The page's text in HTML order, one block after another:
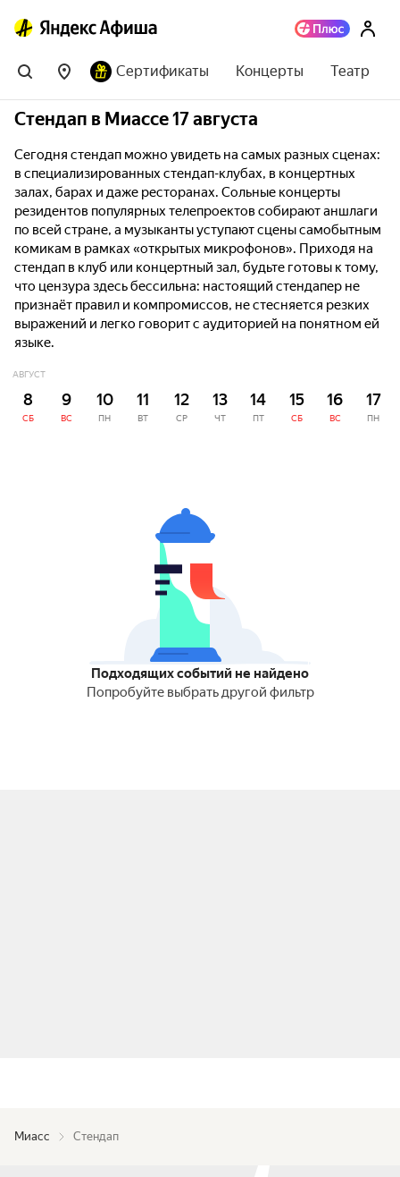
Сертификаты Концерты Театр
Стендап в Миассе 17 августа
Сегодня стендап можно увидеть на самых разных сценах:
в специализированных стендап-клубах, в концертных
залах, барах и даже ресторанах. Сольные концерты
резидентов популярных телепроектов собирают аншлаги
по всей стране, а музыканты уступают сцены самобытным
комикам в рамках «открытых микрофонов». Приходя на
стендап в клуб или концертный зал, будьте готовы к тому,
что цензура здесь бессильна: настоящий стендапер не
признаёт правил и компромиссов, не стесняется резких
выражений и легко говорит с аудиторией на понятном ей
языке.
АВГУСТ
8
СБ
9
ВС
10
ПН
11
ВТ
12
СР
13
ЧТ
14
ПТ
15
СБ
16
ВС
17
ПН
Подходящих событий не найдено
Попробуйте выбрать другой фильтр
Миасс Стендап